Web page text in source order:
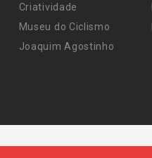
Criatividade
Museu do Ciclismo
Joaquim Agostinho